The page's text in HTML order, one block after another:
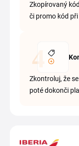
Zkopírovaný
či promo kód
Zkontroluj, že
poté dokonči